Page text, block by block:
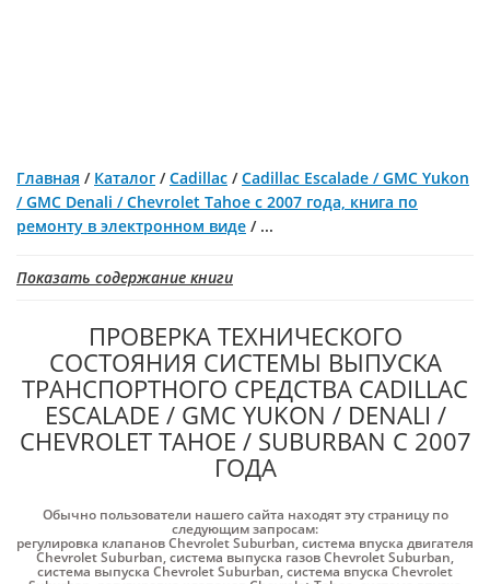
Главная / Каталог /Cadillac /Cadillaс Escalade / GMC Yukon
/ GMC Denali / Chevrolet Tahoe с 2007 года, книга по
ремонту в электронном виде / ...
Показать содержание книги
ПРОВЕРКА ТЕХНИЧЕСКОГО
СОСТОЯНИЯ СИСТЕМЫ ВЫПУСКА
ТРАНСПОРТНОГО СРЕДСТВА CADILLAС
ESCALADE / GMC YUKON / DENALI /
CHEVROLET TAHOE / SUBURBAN С 2007
ГОДА
Обычно пользователи нашего сайта находят эту страницу по
следующим запросам:
регулировка клапанов Chevrolet Suburban,система впуска двигателя
Chevrolet Suburban,система выпуска газов Chevrolet Suburban,
система выпуска Chevrolet Suburban,система впуска Chevrolet